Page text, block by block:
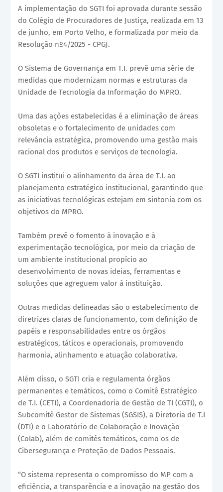
A implementação do SGTI foi aprovada durante sessão
do Colégio de Procuradores de Justiça, realizada em 13
de junho, em Porto Velho, e formalizada por meio da
Resolução nº4/2025 - CPGJ.
O Sistema de Governança em T.I. prevê uma série de
medidas que modernizam normas e estruturas da
Unidade de Tecnologia da Informação do MPRO.
Uma das ações estabelecidas é a eliminação de áreas
obsoletas e o fortalecimento de unidades com
relevância estratégica, promovendo uma gestão mais
racional dos produtos e serviços de tecnologia.
O SGTI institui o alinhamento da área de T.I. ao
planejamento estratégico institucional, garantindo que
as iniciativas tecnológicas estejam em sintonia com os
objetivos do MPRO.
Também prevê o fomento à inovação e à
experimentação tecnológica, por meio da criação de
um ambiente institucional propício ao
desenvolvimento de novas ideias, ferramentas e
soluções que agreguem valor à instituição.
Outras medidas delineadas são o estabelecimento de
diretrizes claras de funcionamento, com definição de
papéis e responsabilidades entre os órgãos
estratégicos, táticos e operacionais, promovendo
harmonia, alinhamento e atuação colaborativa.
Além disso, o SGTI cria e regulamenta órgãos
permanentes e temáticos, como o Comitê Estratégico
de T.I. (CETI), a Coordenadoria de Gestão de TI (CGTI), o
Subcomitê Gestor de Sistemas (SGSIS), a Diretoria de T.I
(DTI) e o Laboratório de Colaboração e Inovação
(Colab), além de comitês temáticos, como os de
Cibersegurança e Proteção de Dados Pessoais.
“O sistema representa o compromisso do MP com a
eficiência, a transparência e a inovação na gestão dos